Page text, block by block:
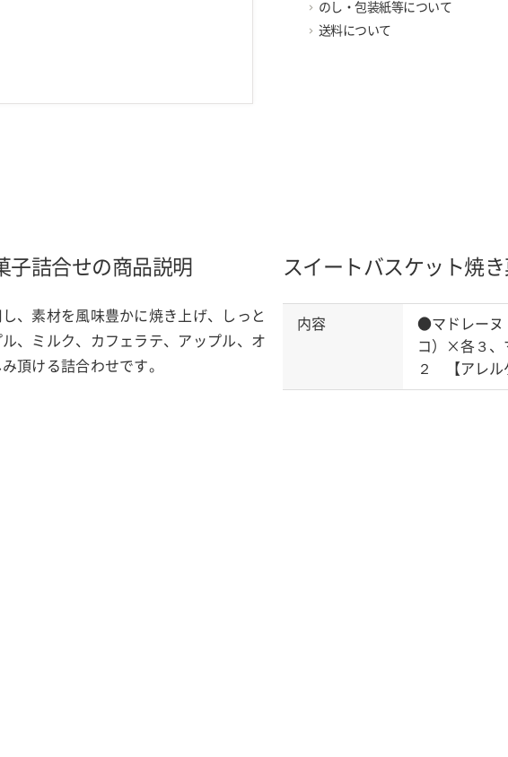
のし・包装紙等について
送料について
子詰合せの商品説明
、素材を風味豊かに焼き上げ、しっと
、ミルク、カフェラテ、アップル、オ
頂ける詰合わせです。
スイートバスケット焼
内容
●マドレーヌ
コ）×各３、
２ 【アレル